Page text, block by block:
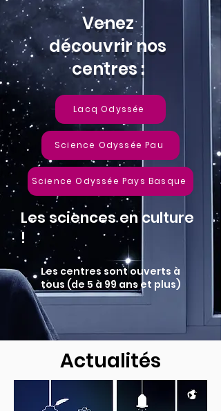
Venez
découvrir nos
centres :
Lacq Odyssée
Science Odyssée Pau
Science Odyssée Pays Basque
Les sciences en culture
!
Les centres sont ouverts à
tous (de 5 à 99 ans et plus)
Actualités